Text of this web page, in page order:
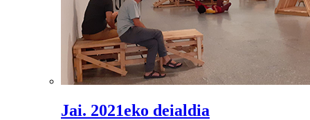
Jai. 2021eko deialdia